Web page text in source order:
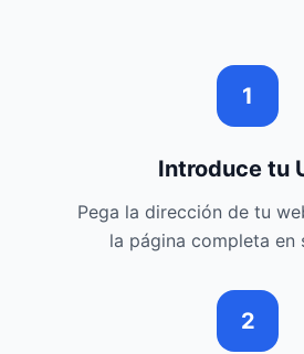
1
Introduce tu
Pega la dirección de tu
la página completa en
2